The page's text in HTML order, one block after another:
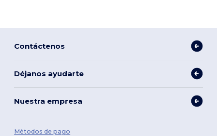
Contáctenos
Déjanos ayudarte
Nuestra empresa
Métodos de pago